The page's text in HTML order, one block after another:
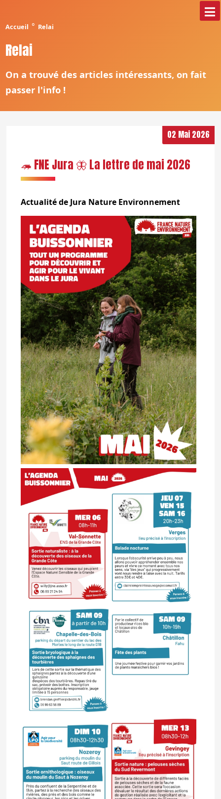
Accueil ° Relai
Relai
On a trouvé des articles intéressants, on fait
passer l'info !
02 Mai 2026
🦔 FNE Jura 🦋 La lettre de mai 2026
Actualité de Jura Nature Environnement